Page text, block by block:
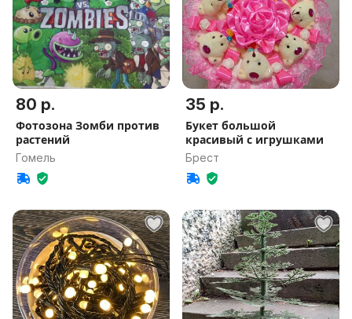
80 р.
Фотозона Зомби против
растений
Гомель
35 р.
Букет большой
красивый с игрушками
Брест